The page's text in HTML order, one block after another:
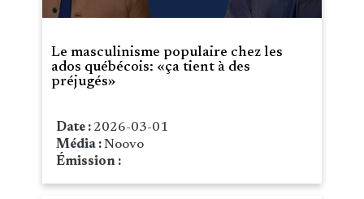
Le masculinisme populaire chez les
ados québécois: «ça tient à des
préjugés»
Date : 2026-03-01
Média :Noovo
Émission :